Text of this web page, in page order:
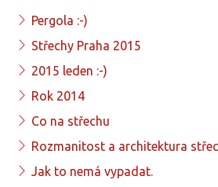
Pergola :-)
Střechy Praha 2015
2015 leden :-)
Rok 2014
Co na střechu
Rozmanitost a architektura
Jak to nemá vypadat.